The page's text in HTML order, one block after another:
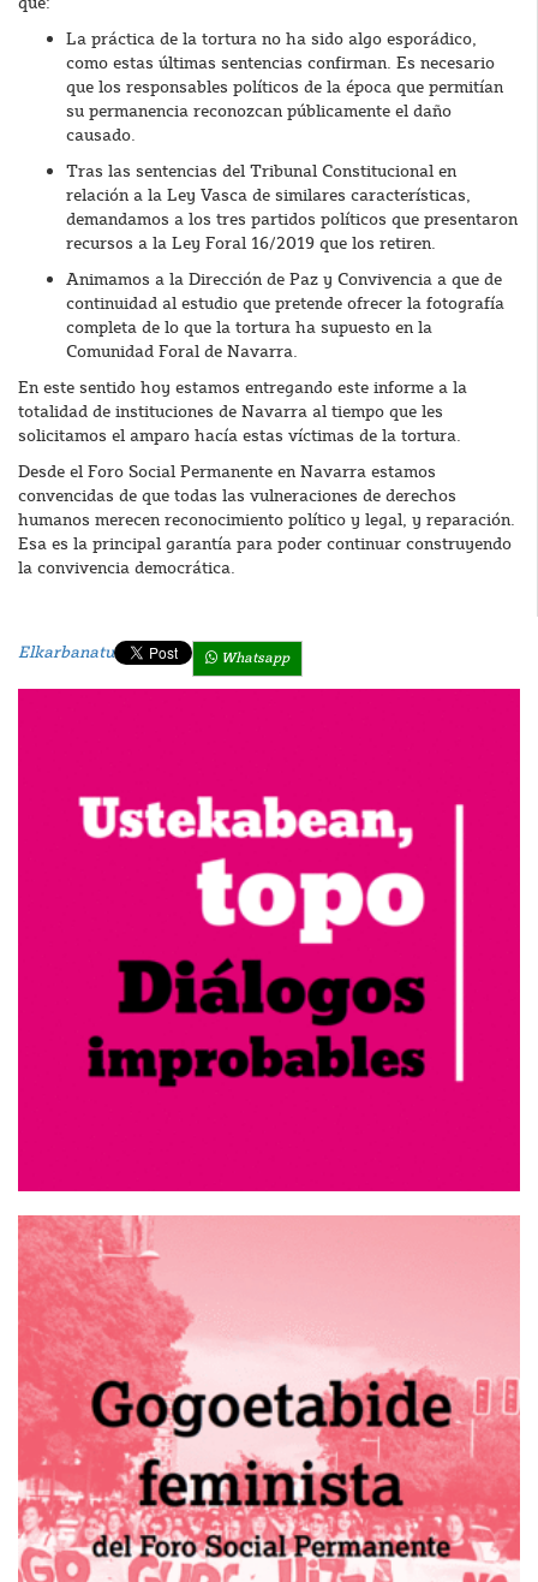
La práctica de la tortura no ha sido algo esporádico,
como estas últimas sentencias confirman. Es necesario
que los responsables políticos de la época que permitían
su permanencia reconozcan públicamente el daño
causado.
Tras las sentencias del Tribunal Constitucional en
relación a la Ley Vasca de similares características,
demandamos a los tres partidos políticos que presentaron
recursos a la Ley Foral 16/2019 que los retiren.
Animamos a la Dirección de Paz y Convivencia a que de
continuidad al estudio que pretende ofrecer la fotografía
completa de lo que la tortura ha supuesto en la
Comunidad Foral de Navarra.
En este sentido hoy estamos entregando este informe a la
totalidad de instituciones de Navarra al tiempo que les
solicitamos el amparo hacía estas víctimas de la tortura.
Desde el Foro Social Permanente en Navarra estamos
convencidas de que todas las vulneraciones de derechos
humanos merecen reconocimiento político y legal, y reparación.
Esa es la principal garantía para poder continuar construyendo
la convivencia democrática.
Elkarbanatu Whatsapp